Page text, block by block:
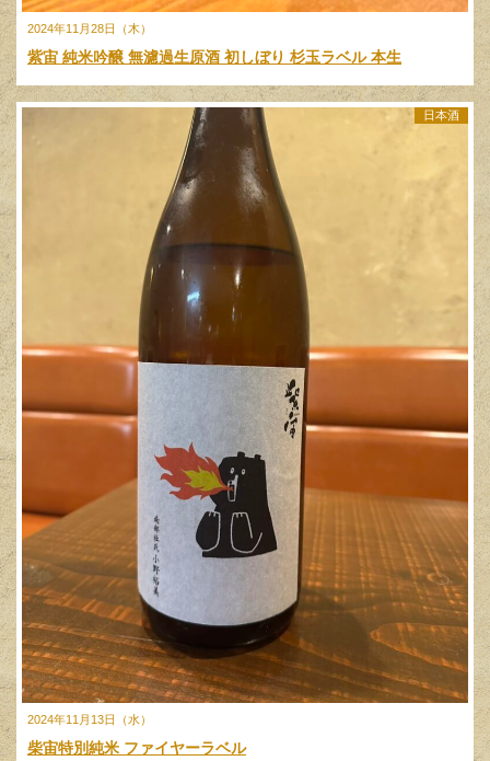
2024年11月28日（木）
紫宙 純米吟醸 無濾過生原酒 初しぼり 杉玉ラベル 本生
2024年11月13日（水）
日本酒
柴宙特別純米 ファイヤーラベル